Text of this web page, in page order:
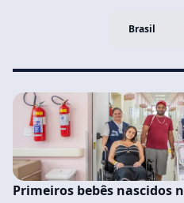
Brasil
Primeiros bebês nascidos